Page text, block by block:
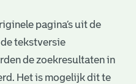
pagina’s uit de
tekstversie
de zoekresultaten in
Het is mogelijk dit te